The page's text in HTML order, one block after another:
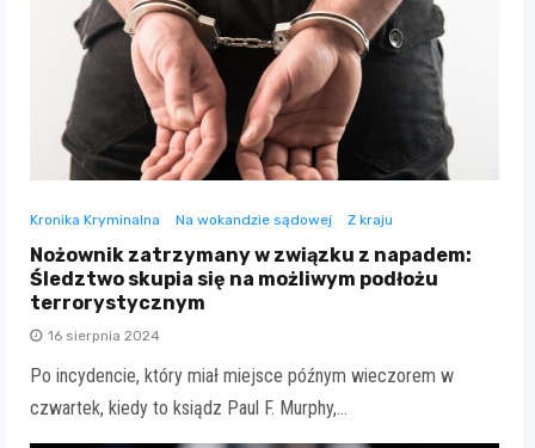
Kronika Kryminalna Na wokandzie sądowej Z kraju
Nożownik zatrzymany w związku z napadem:
Śledztwo skupia się na możliwym podłożu
terrorystycznym
16 sierpnia 2024
Po incydencie, który miał miejsce późnym wieczorem w
czwartek, kiedy to ksiądz Paul F. Murphy,…